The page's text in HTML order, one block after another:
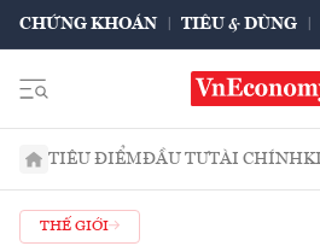
CHỨNG KHOÁN TIÊU & DÙNG
TIÊU ĐIỂMĐẦU TƯTÀI CHÍNH
THẾ GIỚI